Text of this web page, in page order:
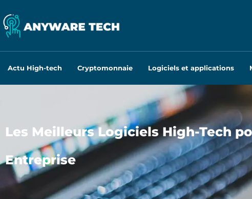
Actu High-tech Cryptomonnaie Logiciels et applications
Les Meilleurs Logiciels High-Tech
Entreprise